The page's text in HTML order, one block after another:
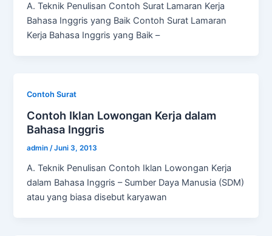
A. Teknik Penulisan Contoh Surat Lamaran Kerja
Bahasa Inggris yang Baik Contoh Surat Lamaran
Kerja Bahasa Inggris yang Baik –
Contoh Surat
Contoh Iklan Lowongan Kerja dalam
Bahasa Inggris
admin/Juni 3, 2013
A. Teknik Penulisan Contoh Iklan Lowongan Kerja
dalam Bahasa Inggris – Sumber Daya Manusia (SDM)
atau yang biasa disebut karyawan